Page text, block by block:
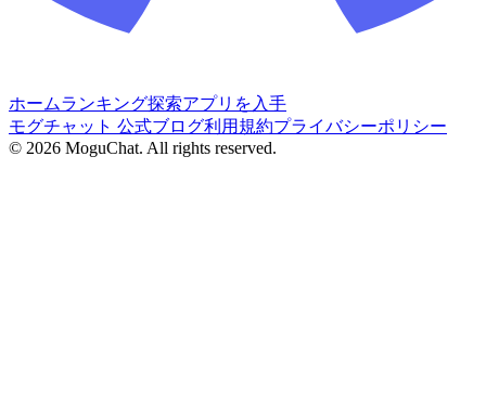
ホームランキング探索アプリを入手
モグチャット 公式ブログ利用規約プライバシーポリシー
© 2026 MoguChat. All rights reserved.